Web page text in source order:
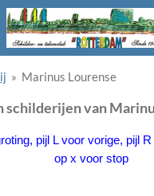
» Marinus Lourense
schilderijen van
pijl L voor vorige, pijl
op x voor stop